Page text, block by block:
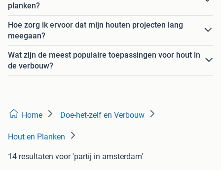
planken?
Hoe zorg ik ervoor dat mijn houten projecten lang
meegaan?
Wat zijn de meest populaire toepassingen voor hout in
de verbouw?
Home Doe-het-zelf en Verbouw
Hout en Planken
14 resultaten voor 'partij in amsterdam'